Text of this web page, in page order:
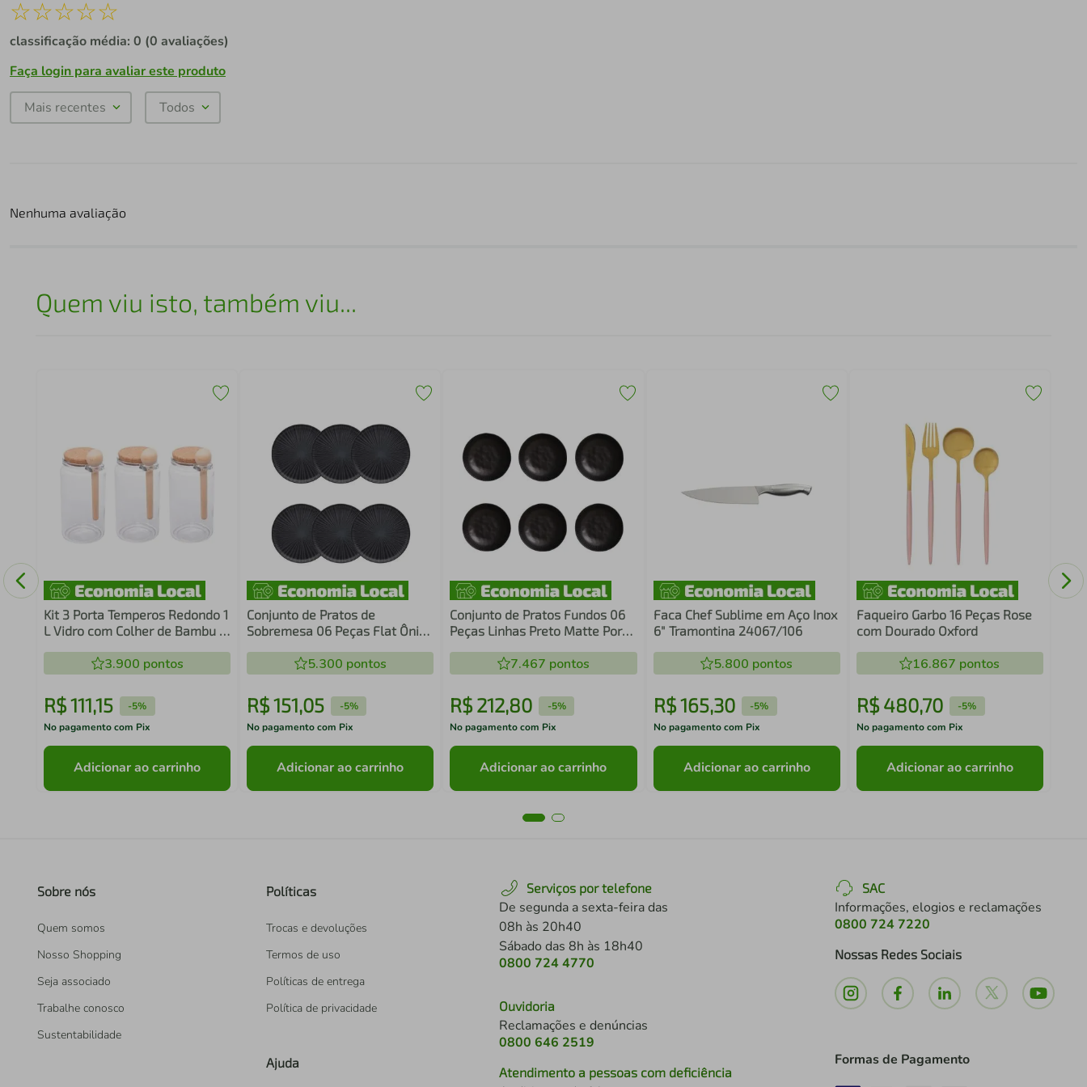
☆☆☆☆☆
classificação média: 0 (0 avaliações)
Faça login para avaliar este produto
Mais recentes Todos
Nenhuma avaliação
Quem viu isto, também viu...
Kit 3 Porta Temperos Redondo 1
L Vidro com Colher de Bambu e
3.900 pontos
R$111,15 -5%
No pagamento com Pix
Adicionar ao carrinho
Conjunto de Pratos de
Sobremesa 06 Peças Flat Ônix
5.300 pontos
R$151,05 -5%
No pagamento com Pix
Adicionar ao carrinho
Conjunto de Pratos Fundos 06
Peças Linhas Preto Matte Porto
7.467 pontos
R$212,80 -5%
No pagamento com Pix
Adicionar ao carrinho
Faca Chef Sublime em Aço Inox
6" Tramontina 24067/106
5.800 pontos
R$165,30 -5%
No pagamento com Pix
Adicionar ao carrinho
Faqueiro Garbo 16 Peças Rose
com Dourado Oxford
16.867 pontos
R$ 480,70 -5%
No pagamento com Pix
Adicionar ao carrinho
Sobre nós
Quem somos
Nosso Shopping
Seja associado
Trabalhe conosco
Sustentabilidade
Políticas
Trocas e devoluções
Termos de uso
Políticas de entrega
Política de privacidade
Ajuda
Serviços por telefone
De segunda a sexta-feira das
08h às 20h40
Sábado das 8h às 18h40
0800 724 4770
Ouvidoria
Reclamações e denúncias
0800 646 2519
Atendimento a pessoas com deficiência
SAC
Informações, elogios e reclamações
0800 724 7220
Nossas Redes Sociais
Formas de Pagamento